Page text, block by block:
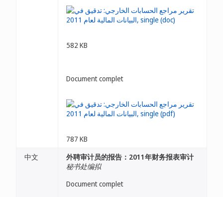
582 KB
Document complet
787 KB
中文
外聘审计员的报告：2011年财务报表审计
秘书处编拟
Document complet